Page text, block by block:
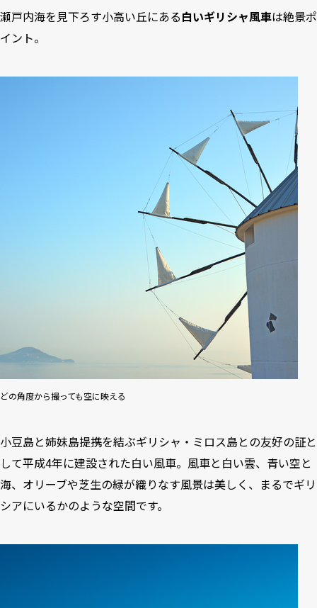
瀬戸内海を見下ろす小高い丘にある白いギリシャ風車は絶景ポ
イント。
どの角度から撮っても空に映える
小豆島と姉妹島提携を結ぶギリシャ・ミロス島との友好の証と
して平成4年に建設された白い風車。風車と白い雲、青い空と
海、オリーブや芝生の緑が織りなす風景は美しく、まるでギリ
シアにいるかのような空間です。